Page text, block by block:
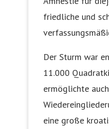
friedliche und
Der Sturm war
11.000
ermöglichte
eine große